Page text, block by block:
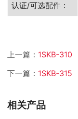
认证/可选配件：
上一篇： 1SKB-310
下一篇： 1SKB-315
相关产品